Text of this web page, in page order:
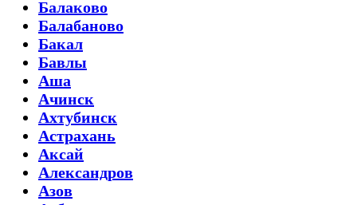
Балаково
Балабаново
Бакал
Бавлы
Аша
Ачинск
Ахтубинск
Астрахань
Аксай
Александров
Азов